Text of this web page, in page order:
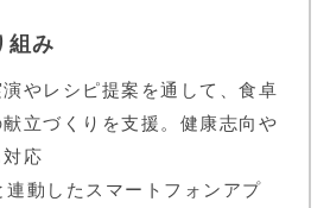
組み
やレシピ提案を通して、食卓
立づくりを支援。健康志向や
応
動したスマートフォンアプ